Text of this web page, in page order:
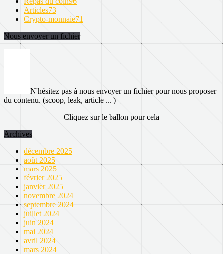
Articles73
Crypto-monnaie71
Nous envoyer un fichier
N'hésitez pas à nous envoyer un fichier pour nous proposer
du contenu. (scoop, leak, article ... )
Cliquez sur le ballon pour cela
Archives
décembre 2025
août 2025
mars 2025
février 2025
janvier 2025
novembre 2024
septembre 2024
juillet 2024
juin 2024
mai 2024
avril 2024
mars 2024